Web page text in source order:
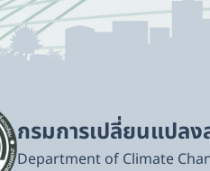
กรมการเปลี่ยนแปล
Department of Climate